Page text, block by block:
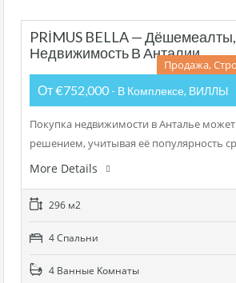
PRİMUS BELLA — Дёшемеалты,
Недвижимость В Анталии
Продажа,
От €752,000 - В Комплексе, ВИЛЛЫ
Покупка недвижимости в Анталье
решением, учитывая её популярность
More Details
296 м2
4 Cпальни
4 Bанные Kомнаты